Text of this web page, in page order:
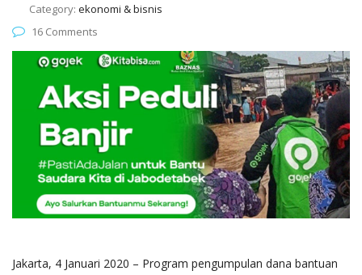
Category: ekonomi & bisnis
16 Comments
Jakarta, 4 Januari 2020 – Program pengumpulan dana bantuan